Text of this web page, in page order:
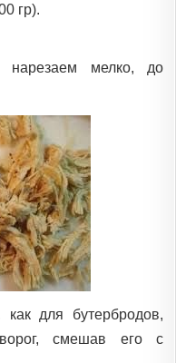
гр).
нарезаем мелко, до
для бутербродов,
смешав его с